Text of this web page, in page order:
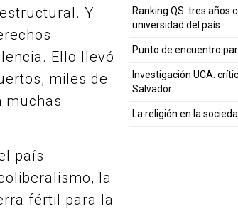
Y
Ello llevó
miles de
muchas
país
la
fértil para la
Ranking QS: tres años
universidad del país
Punto de encuentro
Investigación UCA:
Salvador
La religión en la